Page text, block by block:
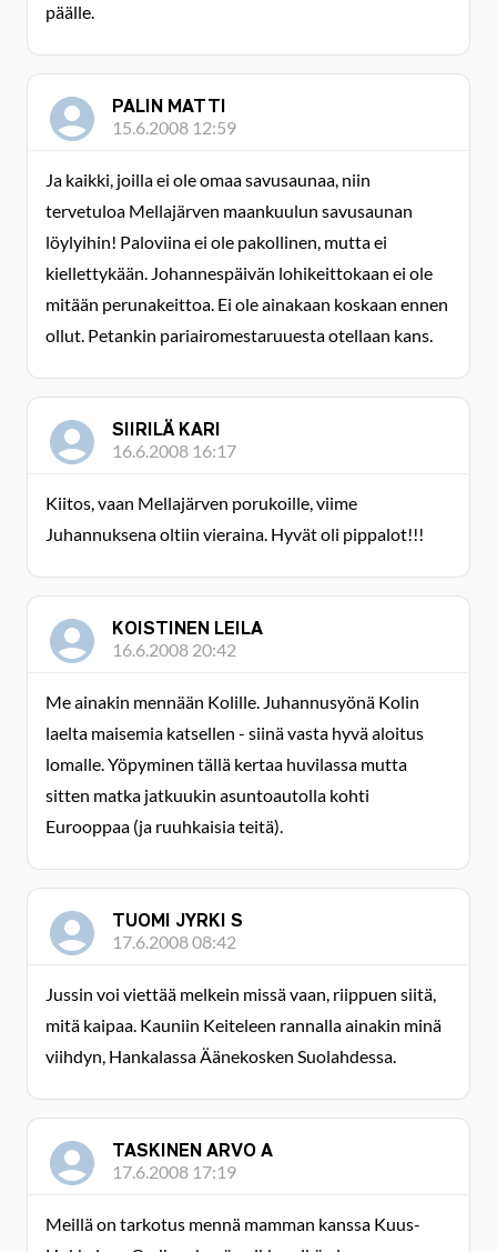
päälle.
PALIN MATTI
15.6.2008 12:59
Ja kaikki, joilla ei ole omaa savusaunaa, niin
tervetuloa Mellajärven maankuulun savusaunan
löylyihin! Paloviina ei ole pakollinen, mutta ei
kiellettykään. Johannespäivän lohikeittokaan ei ole
mitään perunakeittoa. Ei ole ainakaan koskaan ennen
ollut. Petankin pariairomestaruuesta otellaan kans.
SIIRILÄ KARI
16.6.2008 16:17
Kiitos, vaan Mellajärven porukoille, viime
Juhannuksena oltiin vieraina. Hyvät oli pippalot!!!
KOISTINEN LEILA
16.6.2008 20:42
Me ainakin mennään Kolille. Juhannusyönä Kolin
laelta maisemia katsellen - siinä vasta hyvä aloitus
lomalle. Yöpyminen tällä kertaa huvilassa mutta
sitten matka jatkuukin asuntoautolla kohti
Eurooppaa (ja ruuhkaisia teitä).
TUOMI JYRKI S
17.6.2008 08:42
Jussin voi viettää melkein missä vaan, riippuen siitä,
mitä kaipaa. Kauniin Keiteleen rannalla ainakin minä
viihdyn, Hankalassa Äänekosken Suolahdessa.
TASKINEN ARVO A
17.6.2008 17:19
Meillä on tarkotus mennä mamman kanssa Kuus-